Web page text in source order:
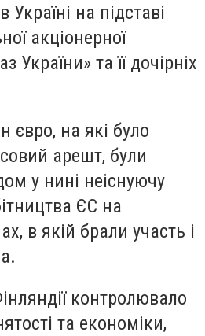
Україні на підставі
акціонерної
України» та її дочірніх
євро, на які було
арешт, були
у нині неіснуючу
ЄС на
в якій брали участь і
контролювало
та економіки,